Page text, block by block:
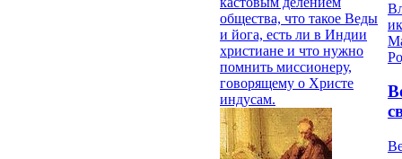
общества, что такое Веды
и йога, есть ли в Индии
христиане и что нужно
помнить миссионеру,
говорящему о Христе
индусам.